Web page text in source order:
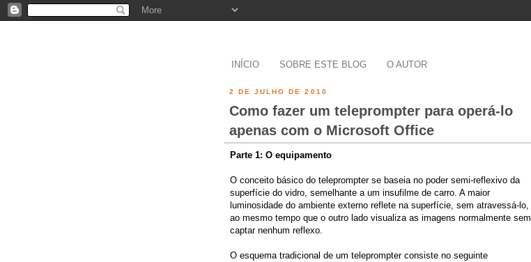
INÍCIO SOBRE ESTE BLOG O AUTOR
2 DE JULHO DE 2010
Como fazer um teleprompter para operá-lo
apenas com o Microsoft Office
Parte 1: O equipamento
O conceito básico do teleprompter se baseia no poder semi-reflexivo da
superfície do vidro, semelhante a um insufilme de carro. A maior
luminosidade do ambiente externo reflete na superfície, sem atravessá-lo,
ao mesmo tempo que o outro lado visualiza as imagens normalmente sem
captar nenhum reflexo.
O esquema tradicional de um teleprompter consiste no seguinte